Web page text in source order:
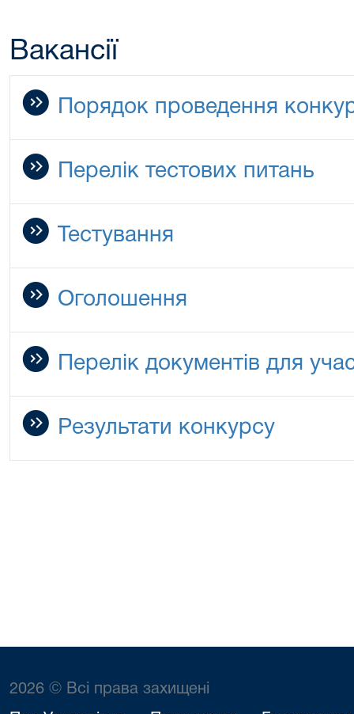
Вакансії
Порядок проведення
Перелік тестових питань
Тестування
Оголошення
Перелік документів для
Результати конкурсу
2026 © Всі права захищені